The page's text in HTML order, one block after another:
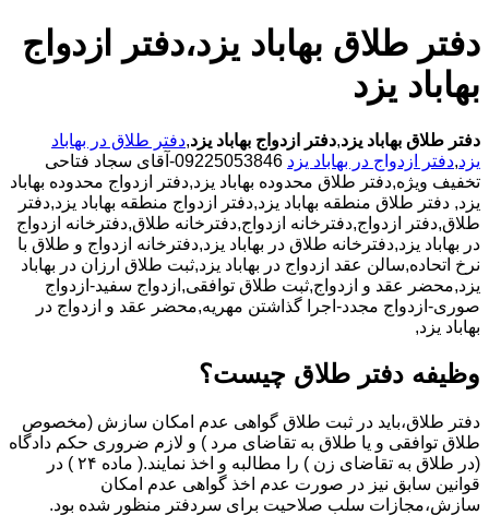
دفتر طلاق بهاباد یزد،دفتر ازدواج
بهاباد یزد
دفتر طلاق بهاباد یزد,دفتر ازدواج بهاباد یزد,دفتر طلاق در بهاباد
یزد,دفتر ازدواج در بهاباد یزد
09225053846-آقای سجاد فتاحی
تخفیف ویژه,دفتر طلاق محدوده بهاباد یزد,دفتر ازدواج محدوده بهاباد
یزد, دفتر طلاق منطقه بهاباد یزد,دفتر ازدواج منطقه بهاباد یزد,دفتر
طلاق,دفتر ازدواج,دفترخانه ازدواج,دفترخانه طلاق,دفترخانه ازدواج
در بهاباد یزد,دفترخانه طلاق در بهاباد یزد,دفترخانه ازدواج و طلاق با
نرخ اتحاده,سالن عقد ازدواج در بهاباد یزد,ثبت طلاق ارزان در بهاباد
یزد,محضر عقد و ازدواج,ثبت طلاق توافقی,ازدواج سفید-ازدواج
صوری-ازدواج مجدد-اجرا گذاشتن مهریه,محضر عقد و ازدواج در
بهاباد یزد,
وظیفه دفتر طلاق چیست؟
دفتر طلاق،باید در ثبت طلاق گواهی عدم امکان سازش (مخصوص
طلاق توافقی و یا طلاق به تقاضای مرد ) و لازم ضروری حکم دادگاه
(در طلاق به تقاضای زن ) را مطالبه و اخذ نمایند.( ماده ۲۴ ) در
قوانین سابق نیز در صورت عدم اخذ گواهی عدم امکان
سازش،مجازات سلب صلاحیت برای سردفتر منظور شده بود.